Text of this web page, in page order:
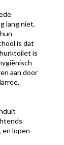
lang niet.
is dat
is
aan door
en lopen